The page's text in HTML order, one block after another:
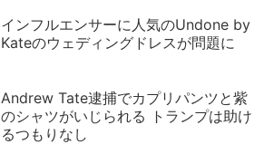
インフルエンサーに人気のUndone by
Kateのウェディングドレスが問題に
Andrew Tate逮捕でカプリパンツと紫
のシャツがいじられる トランプは助け
るつもりなし